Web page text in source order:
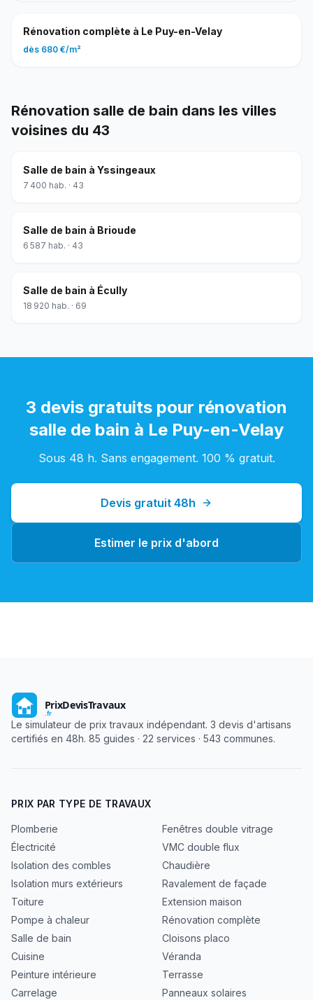
Rénovation complète à Le Puy-en-Velay
dès 680 €/m²
Rénovation salle de bain dans les villes
voisines du 43
Salle de bain à Yssingeaux
7 400 hab. · 43
Salle de bain à Brioude
6 587 hab. · 43
Salle de bain à Écully
18 920 hab. · 69
3 devis gratuits pour rénovation
salle de bain à Le Puy-en-Velay
Sous 48 h. Sans engagement. 100 % gratuit.
Devis gratuit 48h
Estimer le prix d'abord
Le simulateur de prix travaux indépendant. 3 devis d'artisans
certifiés en 48h. 85 guides · 22 services · 543 communes.
PRIX PAR TYPE DE TRAVAUX
Plomberie
Électricité
Isolation des combles
Isolation murs extérieurs
Toiture
Pompe à chaleur
Salle de bain
Cuisine
Peinture intérieure
Carrelage
Fenêtres double vitrage
VMC double flux
Chaudière
Ravalement de façade
Extension maison
Rénovation complète
Cloisons placo
Véranda
Terrasse
Panneaux solaires